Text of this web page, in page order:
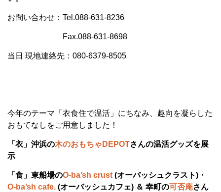
お問い合わせ：Tel.088-631-8236
Fax.088-631-8698
当日 現地連絡先：080-6379-8505
今年のテーマ「衣食住で温活」にちなみ、趣向を凝らした
おもてなしをご用意しました！
「衣」沖浜の木のおもちゃDEPOTさんの温活グッズを展
示
「食」東船場のO-ba’sh crust (オーバッシュクラスト)・
O-ba’sh cafe. (オーバッシュカフェ) ＆ 幸町の可否庵さん